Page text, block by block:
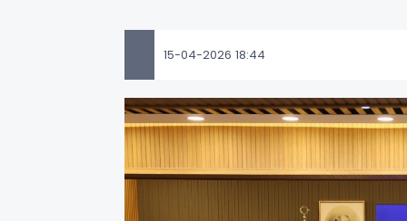
15-04-2026 18:44